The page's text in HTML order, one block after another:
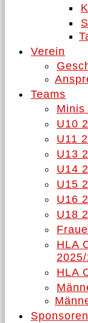
Verein
Teams
Minis
U10
U11
U13
U14
U15
U16
U18
HLA
HLA